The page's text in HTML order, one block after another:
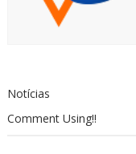
Notícias
Comment Using!!